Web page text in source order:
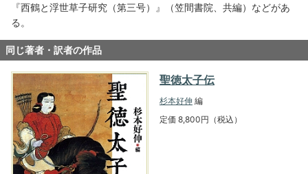
『西鶴と浮世草子研究（第三号）』（笠間書院、共編）などがあ
る。
同じ著者・訳者の作品
聖徳太子伝
杉本好伸 編
定価 8,800円（税込）